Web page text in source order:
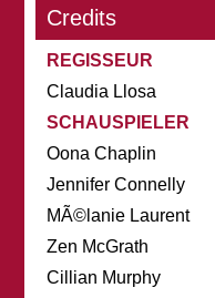
Credits
REGISSEUR
Claudia Llosa
SCHAUSPIELER
Oona Chaplin
Jennifer Connelly
MÃ©lanie Laurent
Zen McGrath
Cillian Murphy